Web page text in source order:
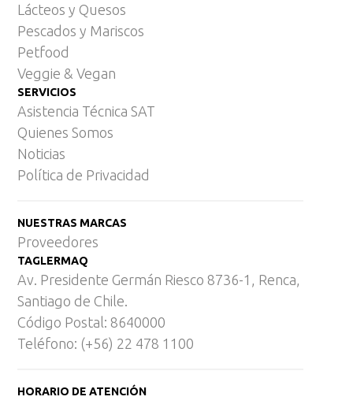
Lácteos y Quesos
Pescados y Mariscos
Petfood
Veggie & Vegan
SERVICIOS
Asistencia Técnica SAT
Quienes Somos
Noticias
Política de Privacidad
NUESTRAS MARCAS
Proveedores
TAGLERMAQ
Av. Presidente Germán Riesco 8736-1, Renca,
Santiago de Chile.
Código Postal: 8640000
Teléfono: (+56) 22 478 1100
HORARIO DE ATENCIÓN